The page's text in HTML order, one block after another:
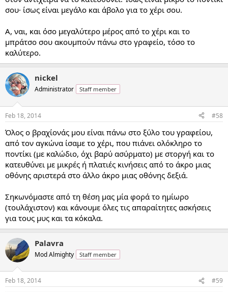
σου· ίσως είναι μεγάλο και άβολο για το χέρι σου.
Α, ναι, και όσο μεγαλύτερο μέρος από το χέρι και το
μπράτσο σου ακουμπούν πάνω στο γραφείο, τόσο το
καλύτερο.
nickel
Administrator Staff member
Feb 18, 2014 #58
Όλος ο βραχίονάς μου είναι πάνω στο ξύλο του γραφείου,
από τον αγκώνα ίσαμε το χέρι, που πιάνει ολόκληρο το
ποντίκι (με καλώδιο, όχι βαρύ ασύρματο) με στοργή και το
κατευθύνει με μικρές ή πλατιές κινήσεις από το άκρο μιας
οθόνης αριστερά στο άλλο άκρο μιας οθόνης δεξιά.
Σηκωνόμαστε από τη θέση μας μία φορά το ημίωρο
(τουλάχιστον) και κάνουμε όλες τις απαραίτητες ασκήσεις
για τους μυς και τα κόκαλα.
Palavra
Mod Almighty Staff member
Feb 18, 2014 #59